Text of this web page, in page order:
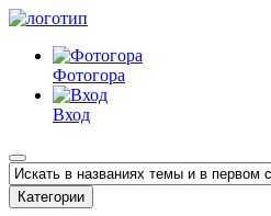
Фотогора
Вход
Категории